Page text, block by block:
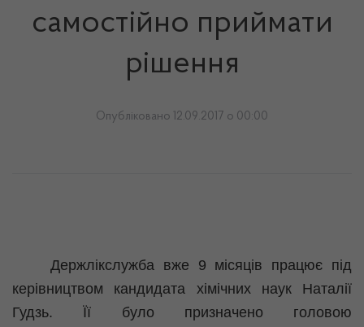
самостійно приймати
рішення
Опубліковано 12.09.2017 о 00:00
Держлікслужба вже 9 місяців працює під
керівництвом кандидата хімічних наук Наталії
Гудзь. Її було призначено головою